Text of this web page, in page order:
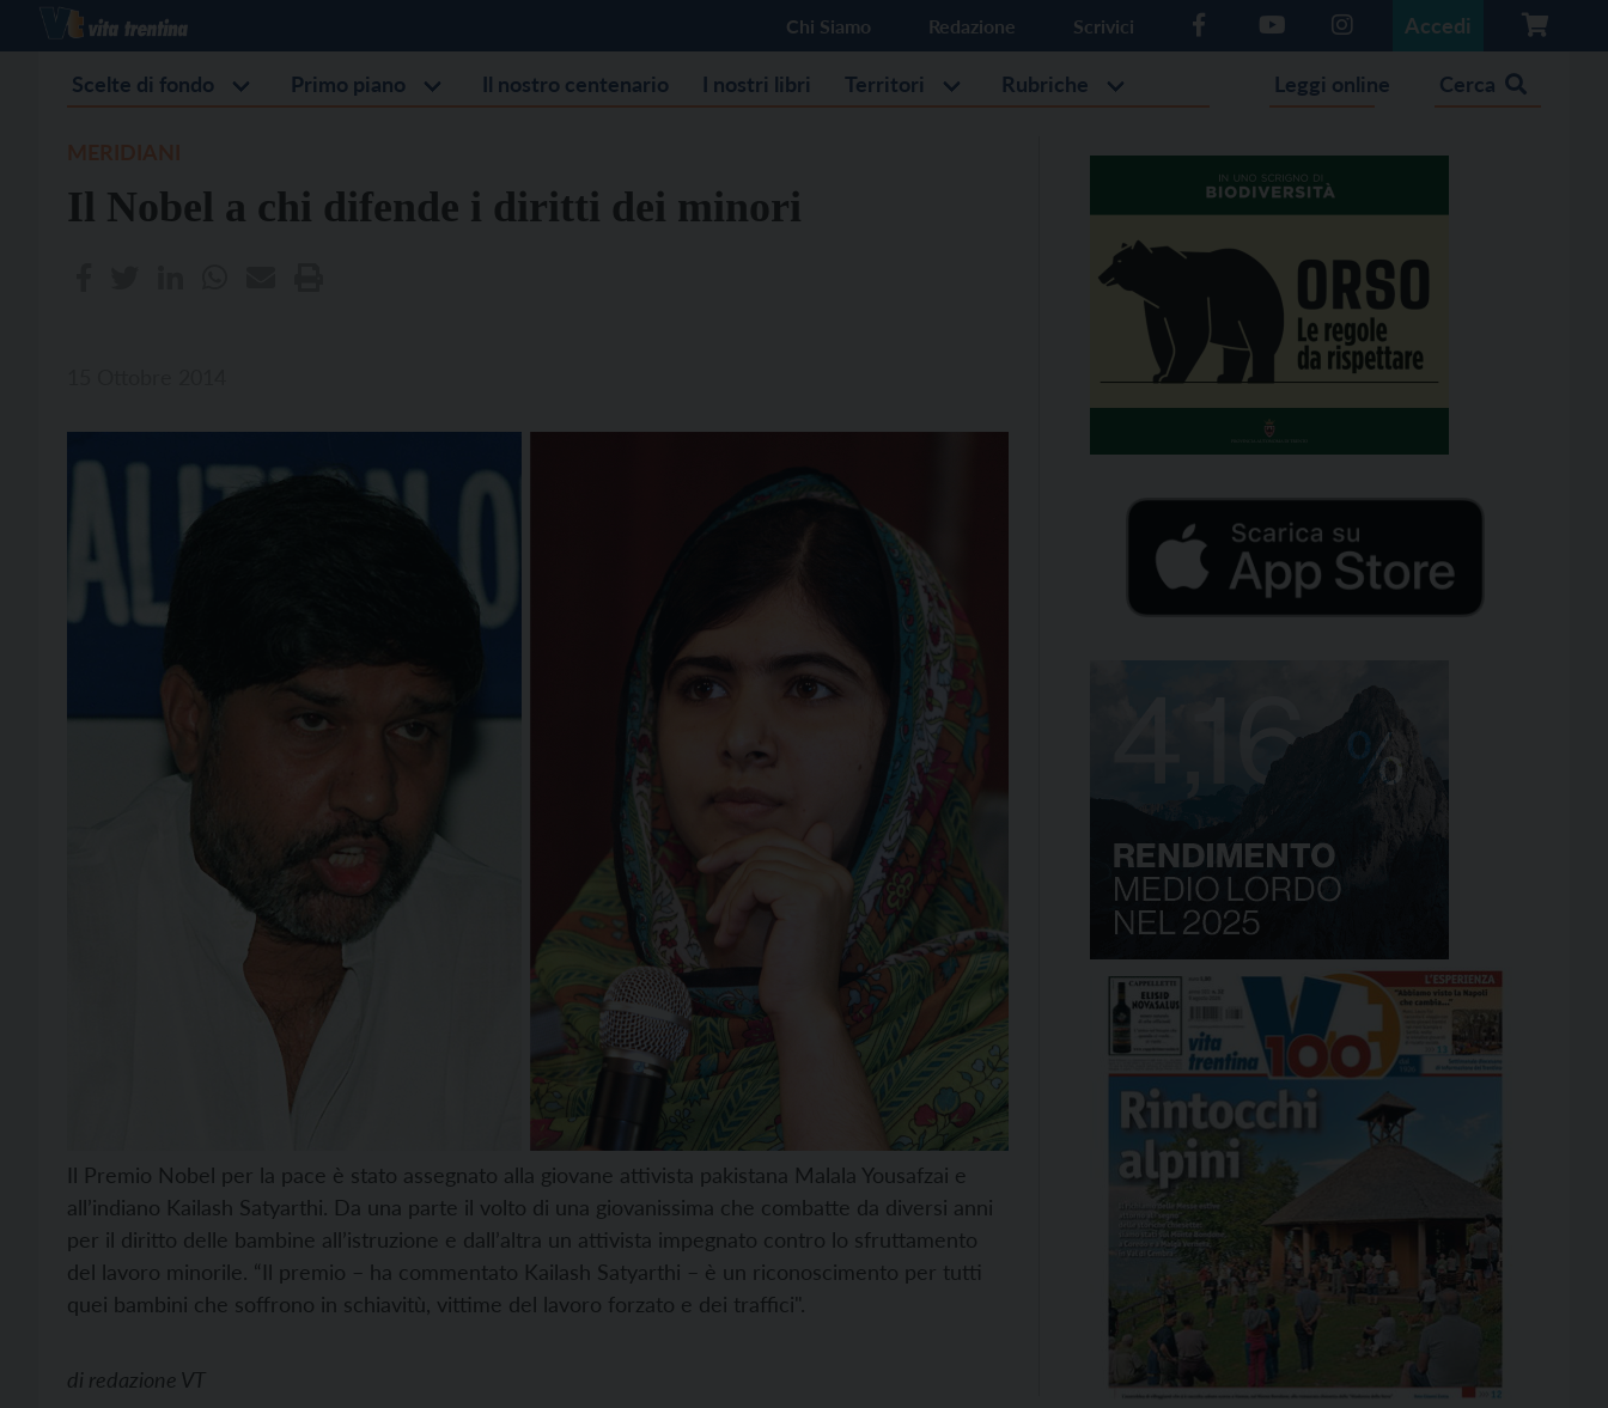
Chi Siamo Redazione Scrivici Accedi
Scelte di fondo Primo piano Il nostro centenario I nostri libri Territori Rubriche Leggi online Cerca
Il Nobel a chi difende i diritti dei minori
Il Premio Nobel per la pace è stato assegnato alla giovane attivista pakistana Malala Yousafzai e
all’indiano Kailash Satyarthi. Da una parte il volto di una giovanissima che combatte da diversi anni
per il diritto delle bambine all’istruzione e dall’altra un attivista impegnato contro lo sfruttamento
del lavoro minorile. “Il premio – ha commentato Kailash Satyarthi – è un riconoscimento per tutti
quei bambini che soffrono in schiavitù, vittime del lavoro forzato e dei traffici".
di redazione VT